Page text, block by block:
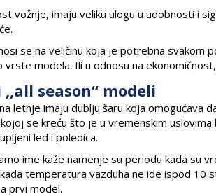
vožnje, imaju veliku ulogu u udobnosti i
se na veličinu koja je potrebna svakom
modela. Ili u odnosu na
season“ modeli
imaju dublju šaru koja omogućava da
se kreću što je u vremenskim
led i poledica.
ime kaže namenje su periodu kada su
temperatura vazduha ne ide ispod 10
prvi model.